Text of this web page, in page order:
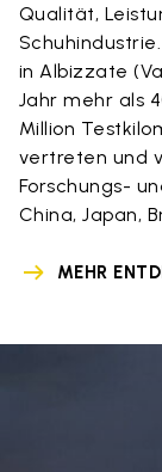
Qualität,
in Albizzate
Jahr mehr als
Million
vertreten und
Forschungs-
China, Japan,
MEHR